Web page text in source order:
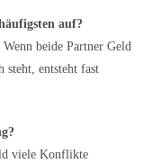
auf?
beide Partner Geld
steht, entsteht fast
viele Konflikte